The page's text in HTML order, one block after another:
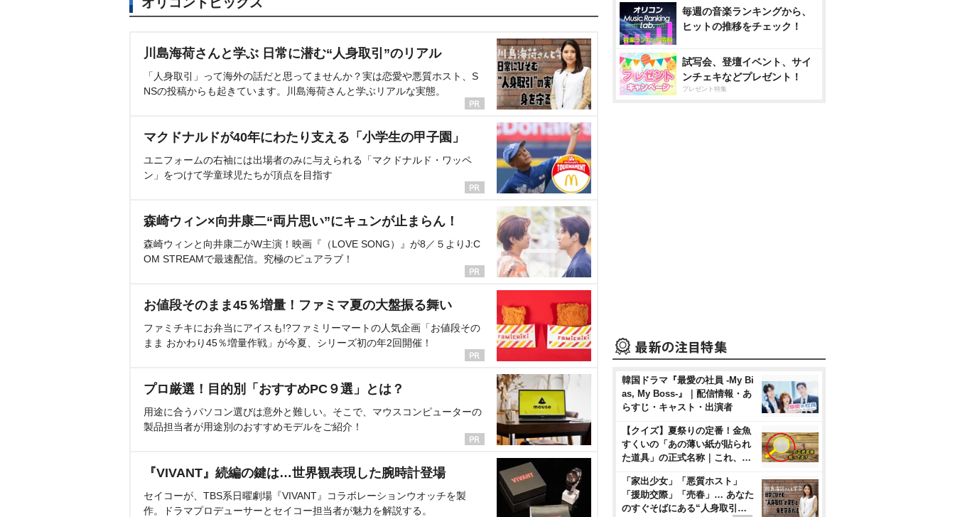
川島海荷さんと学ぶ 日常に潜む“人身取引”のリアル
「人身取引」って海外の話だと思ってませんか？実は恋愛や悪質ホスト、S
NSの投稿からも起きています。川島海荷さんと学ぶリアルな実態。
マクドナルドが40年にわたり支える「小学生の甲子園」
ユニフォームの右袖には出場者のみに与えられる「マクドナルド・ワッペ
ン」をつけて学童球児たちが頂点を目指す
森崎ウィン×向井康二“両片思い”にキュンが止まらん！
森崎ウィンと向井康二がW主演！映画『（LOVE SONG）』が8／５よりJ:C
OM STREAMで最速配信。究極のピュアラブ！
お値段そのまま45％増量！ファミマ夏の大盤振る舞い
ファミチキにお弁当にアイスも!?ファミリーマートの人気企画「お値段その
まま おかわり45％増量作戦」が今夏、シリーズ初の年2回開催！
プロ厳選！目的別「おすすめPC９選」とは？
用途に合うパソコン選びは意外と難しい。そこで、マウスコンピューターの
製品担当者が用途別のおすすめモデルをご紹介！
『VIVANT』続編の鍵は…世界観表現した腕時計登場
セイコーが、TBS系日曜劇場『VIVANT』コラボレーションウオッチを製
作。ドラマプロデューサーとセイコー担当者が魅力を解説する。
毎週の音楽ランキングから、
ヒットの推移をチェック！
試写会、登壇イベント、サイ
ンチェキなどプレゼント！
プレゼント特集
韓国ドラマ『最愛の社員 -My Bi
as, My Boss-』｜配信情報・あ
らすじ・キャスト・出演者
【クイズ】夏祭りの定番！金魚
すくいの「あの薄い紙が貼られ
た道具」の正式名称｜これ、…
「家出少女」「悪質ホスト」
「援助交際」「売春」… あなた
のすぐそばにある“人身取引…